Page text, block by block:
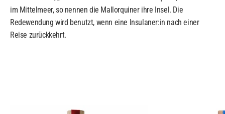
im Mittelmeer, so nennen die Mallorquiner ihre Insel. Die
Redewendung wird benutzt, wenn eine Insulaner:in nach einer
Reise zurückkehrt.